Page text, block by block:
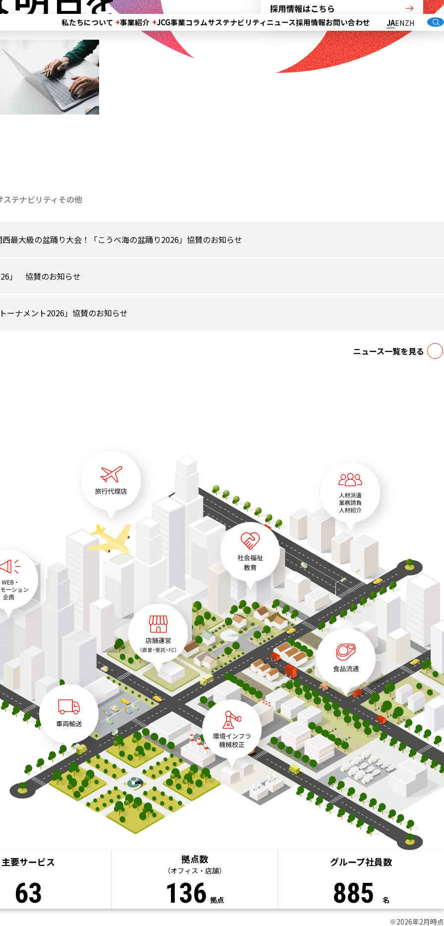
私たちについて 事業紹介 JCG事業コラムサステナビリティニュース採用情報お問い合わせ JAENZH
創る力となる。
く。
ステナビリティその他
最大級の盆踊り大会！「こうべ海の盆踊り2026」協賛のお知らせ
」 協賛のお知らせ
ーナメント2026」協賛のお知らせ
ニュース一覧を見る
主要サービス
63
拠点数
（オフィス・店舗）
136 拠点
グループ社員数
885 名
※2026年2月時点